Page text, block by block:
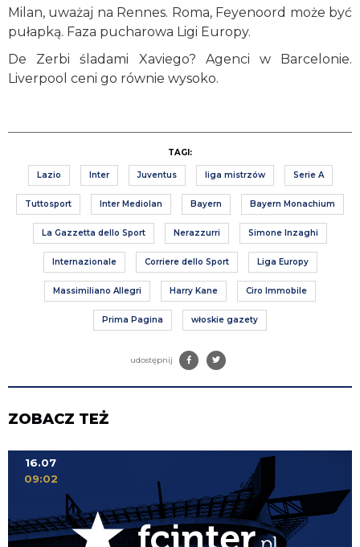
Milan, uważaj na Rennes. Roma, Feyenoord może być
pułapką. Faza pucharowa Ligi Europy.
De Zerbi śladami Xaviego? Agenci w Barcelonie.
Liverpool ceni go równie wysoko.
TAGI:
Lazio Inter Juventus liga mistrzów Serie A
Tuttosport Inter Mediolan Bayern Bayern Monachium
La Gazzetta dello Sport Nerazzurri Simone Inzaghi
Internazionale Corriere dello Sport Liga Europy
Massimiliano Allegri Harry Kane Ciro Immobile
Prima Pagina włoskie gazety
udostępnij
ZOBACZ TEŻ
16.07
09:02